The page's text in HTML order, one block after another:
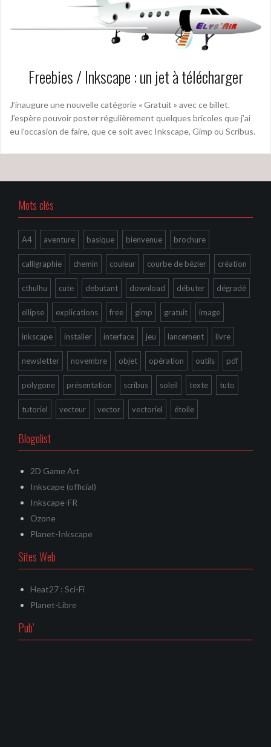
Freebies / Inkscape : un jet à télécharger
J’inaugure une nouvelle catégorie « Gratuit » avec ce billet.
J’espère pouvoir poster régulièrement quelques bricoles que j’ai
eu l’occasion de faire, que ce soit avec Inkscape, Gimp ou Scribus.
Mots clés
A4 aventure basique bienvenue brochure
calligraphie chemin couleur courbe de bézier création
cthulhu cute debutant download débuter dégradé
ellipse explications free gimp gratuit image
inkscape installer interface jeu lancement livre
newsletter novembre objet opération outils pdf
polygone présentation scribus soleil texte tuto
tutoriel vecteur vector vectoriel étoile
Blogolist
2D Game Art
Inkscape (official)
Inkscape-FR
Ozone
Planet-Inkscape
Sites Web
Heat27 : Sci-Fi
Planet-Libre
Pub’